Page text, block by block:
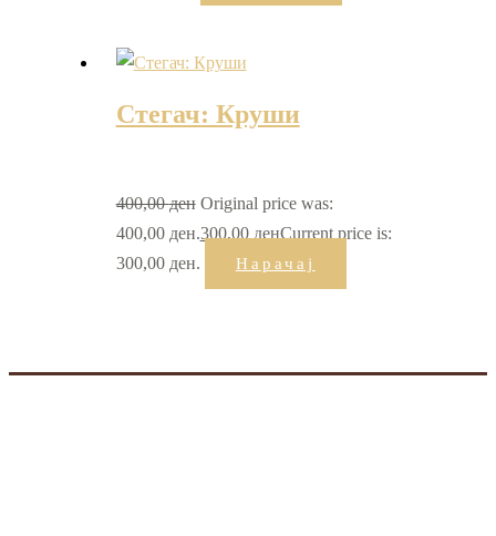
Стегач: Круши
400,00ден Original price was:
400,00 ден.300,00 денCurrent price is:
300,00 ден.
Нарачај